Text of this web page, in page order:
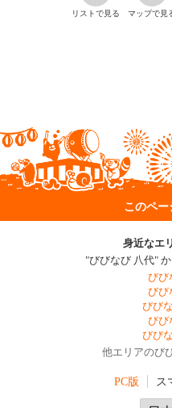
リストで見る マップで見
このペ
身近なエ
"びびなび 八代"
びび
びび
びび
びび
びび
他エリアのび
PC版 ス